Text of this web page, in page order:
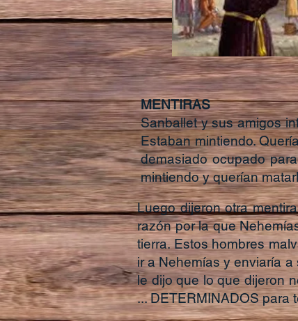
MENTIRAS
Sanballet y sus amigos
Estaban mintiendo.
demasiado ocupado
mintiendo y querían
Luego dijeron otra
razón por la que
tierra. Estos hombres
ir a Nehemías y enviaría
le dijo que lo que dijeron
... DETERMINADOS para